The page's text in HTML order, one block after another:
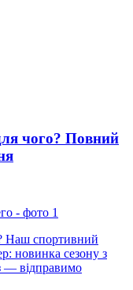
чого? Повний
Наш спортивний
новинка сезону з
— відправимо